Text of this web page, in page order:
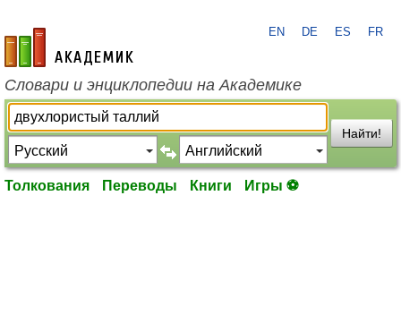
academic.ru
EN DE ES FR
Словари и энциклопедии на Академике
Найти!
Толкования Переводы Книги Игры ⚽